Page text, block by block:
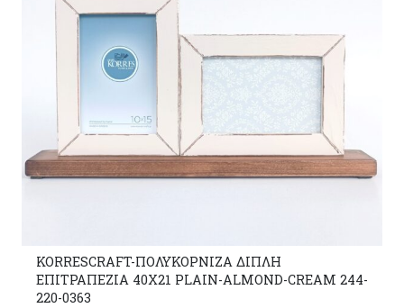
KORRESCRAFT-ΠΟΛΥΚΟΡΝΙΖΑ ΔΙΠΛΗ
ΕΠΙΤΡΑΠΕΖΙΑ 40X21 PLAIN-ALMOND-CREAM 244-
220-0363